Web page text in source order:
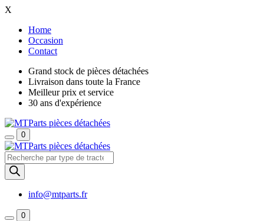
X
Home
Occasion
Contact
Grand stock de pièces détachées
Livraison dans toute la France
Meilleur prix et service
30 ans d'expérience
0
Recherche
de
produits
info@mtparts.fr
0